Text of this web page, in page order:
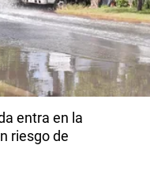
entra en la
riesgo de